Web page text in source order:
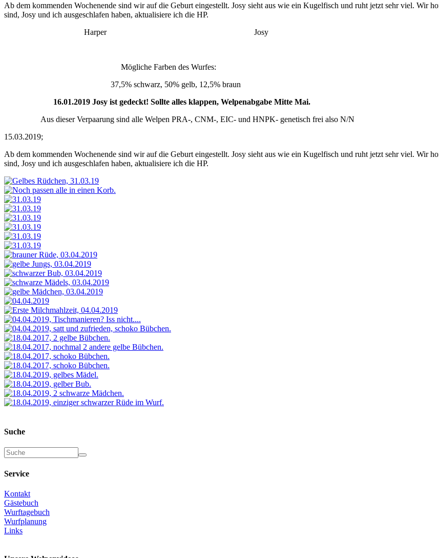
Ab dem kommenden Wochenende sind wir auf die Geburt eingestellt. Josy sieht aus wie ein Kugelfisch und ruht jetzt sehr viel. Wir
sind, Josy und ich ausgeschlafen haben, aktualisiere ich die HP.
Harper Josy
Mögliche Farben des Wurfes:
37,5% schwarz, 50% gelb, 12,5% braun
16.01.2019 Josy ist gedeckt! Sollte alles klappen, Welpenabgabe Mitte Mai.
Aus dieser Verpaarung sind alle Welpen PRA-, CNM-, EIC- und HNPK- genetisch frei also N/N
15.03.2019;
Ab dem kommenden Wochenende sind wir auf die Geburt eingestellt. Josy sieht aus wie ein Kugelfisch und ruht jetzt sehr viel. Wir
sind, Josy und ich ausgeschlafen haben, aktualisiere ich die HP.
Suche
Service
Kontakt
Gästebuch
Wurftagebuch
Wurfplanung
Links